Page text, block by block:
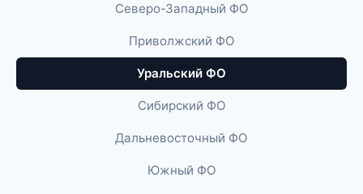
Северо-Западный ФО
Приволжский ФО
Уральский ФО
Сибирский ФО
Дальневосточный ФО
Южный ФО